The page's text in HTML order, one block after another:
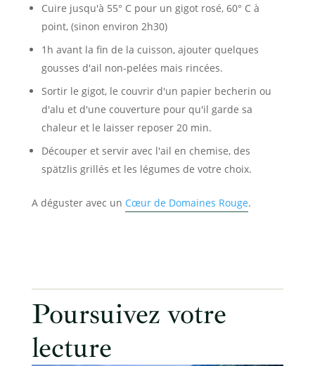
Cuire jusqu'à 55° C pour un gigot rosé, 60° C à
point, (sinon environ 2h30)
1h avant la fin de la cuisson, ajouter quelques
gousses d'ail non-pelées mais rincées.
Sortir le gigot, le couvrir d'un papier becherin ou
d'alu et d'une couverture pour qu'il garde sa
chaleur et le laisser reposer 20 min.
Découper et servir avec l'ail en chemise, des
spätzlis grillés et les légumes de votre choix.
A déguster avec un Cœur de Domaines Rouge.
Poursuivez votre
lecture